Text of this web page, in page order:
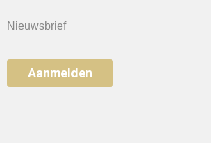
Nieuwsbrief
Aanmelden